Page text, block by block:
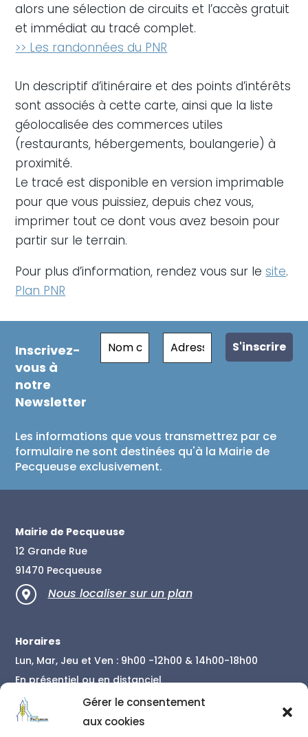
Gérer le consentement
aux cookies
alors une sélection de circuits et l’accès gratuit
et immédiat au tracé complet.
>> Les randonnées du PNR
Un descriptif d’itinéraire et des points d’intérêts
sont associés à cette carte, ainsi que la liste
géolocalisée des commerces utiles
(restaurants, hébergements, boulangerie) à
proximité.
Le tracé est disponible en version imprimable
pour que vous puissiez, depuis chez vous,
imprimer tout ce dont vous avez besoin pour
partir sur le terrain.
Pour plus d’information, rendez vous sur lesite.
Plan PNR
Inscrivez-
vous à
notre
Newsletter
Les informations que vous transmettrez par ce
formulaire ne sont destinées qu'à la Mairie de
Pecqueuse exclusivement.
Mairie de Pecqueuse
12 Grande Rue
91470 Pecqueuse
 Nous localiser sur un plan
Horaires
Lun, Mar, Jeu et Ven : 9h00 -12h00 & 14h00-18h00
En présentiel ou en distanciel
En savoir plus